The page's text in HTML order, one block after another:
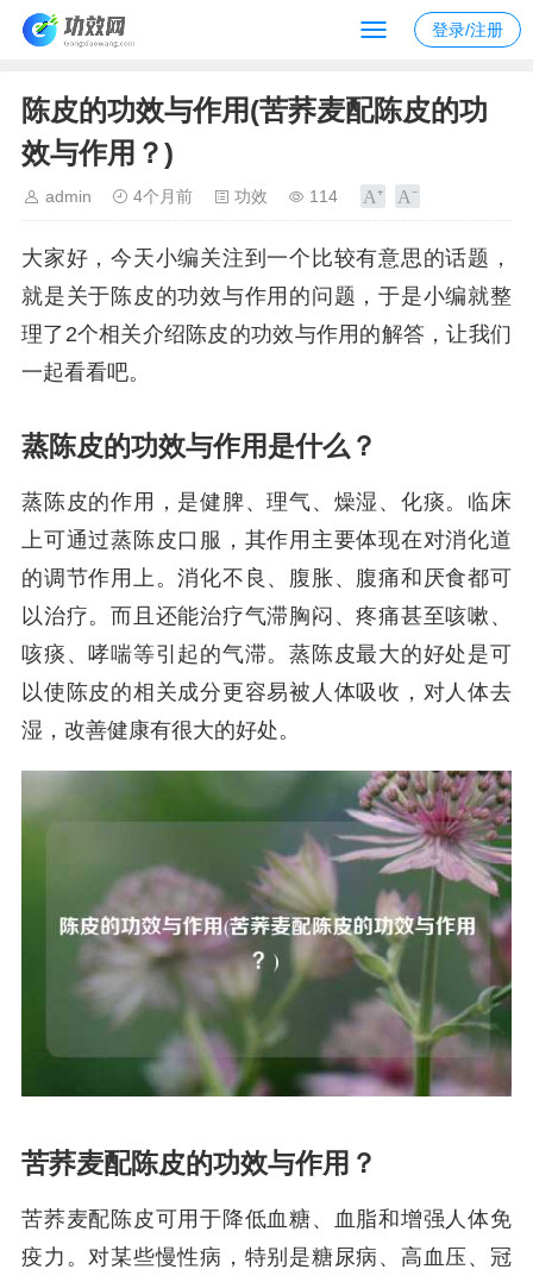
登录/注册
陈皮的功效与作用(苦荞麦配陈皮的功
效与作用？)
admin 4个月前 功效 114
大家好，今天小编关注到一个比较有意思的话题，
就是关于陈皮的功效与作用的问题，于是小编就整
理了2个相关介绍陈皮的功效与作用的解答，让我们
一起看看吧。
蒸陈皮的功效与作用是什么？
蒸陈皮的作用，是健脾、理气、燥湿、化痰。临床
上可通过蒸陈皮口服，其作用主要体现在对消化道
的调节作用上。消化不良、腹胀、腹痛和厌食都可
以治疗。而且还能治疗气滞胸闷、疼痛甚至咳嗽、
咳痰、哮喘等引起的气滞。蒸陈皮最大的好处是可
以使陈皮的相关成分更容易被人体吸收，对人体去
湿，改善健康有很大的好处。
苦荞麦配陈皮的功效与作用？
苦荞麦配陈皮可用于降低血糖、血脂和增强人体免
疫力。对某些慢性病，特别是糖尿病、高血压、冠